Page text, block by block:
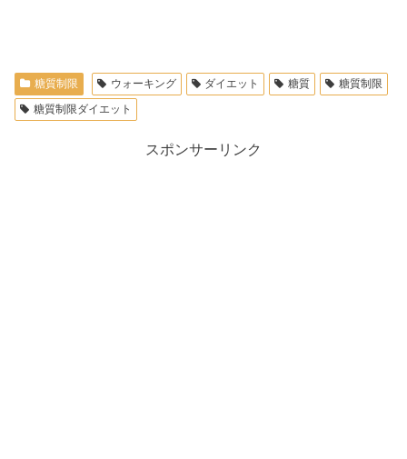
糖質制限 ウォーキング ダイエット 糖質
糖質制限
糖質制限ダイエット
スポンサーリンク